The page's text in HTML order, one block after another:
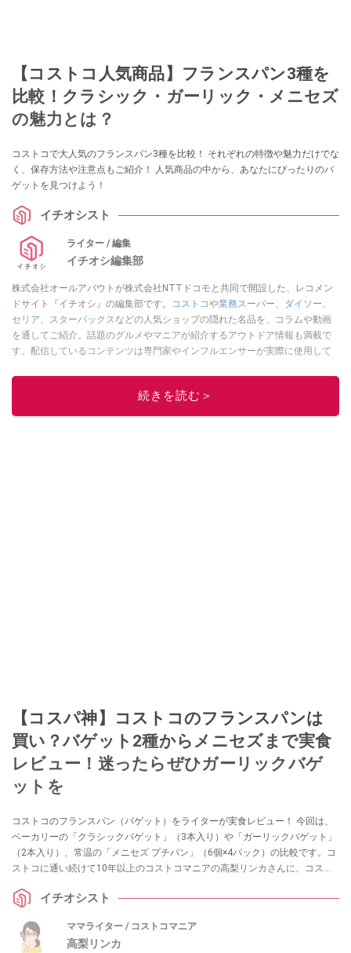
【コストコ人気商品】フランスパン3種を
比較！クラシック・ガーリック・メニセズ
の魅力とは？
コストコで大人気のフランスパン3種を比較！ それぞれの特徴や魅力だけでな
く、保存方法や注意点もご紹介！ 人気商品の中から、あなたにぴったりのバ
ゲットを見つけよう！
イチオシスト
ライター / 編集
イチオシ編集部
株式会社オールアバウトが株式会社NTTドコモと共同で開設した、レコメン
ドサイト『イチオシ』の編集部です。
コストコや業務スーパー、 ダイソー、
セリア、 スターバックスなどの人気ショップの隠れた名品を、コラムや動画
を通してご紹介。話題のグルメやマニアが紹介するアウトドア情報も満載で
す。配信しているコンテンツは専門家やインフルエンサーが実際に使用して
ニュースでフォロー
続きを読む＞
【コスパ神】コストコのフランスパンは
買い？バゲット2種からメニセズまで実食
レビュー！迷ったらぜひガーリックバゲ
ットを
コストコのフランスパン（バゲット）をライターが実食レビュー！ 今回は、
ベーカリーの「クラシックバゲット」（3本入り）や「ガーリックバゲット」
（2本入り）、常温の「メニセズ プチパン」（6個×4パック）の比較です。コ
ストコに通い続けて10年以上のコストコマニアの高梨リンカさんに、コスト
うかがいました。ぜひ、お買い物やアレンジレシピの参考にしてください
イチオシスト
ママライター / コストコマニア
高梨リンカ